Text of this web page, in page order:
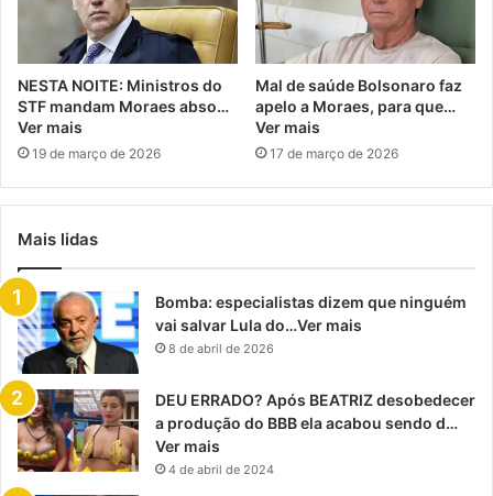
NESTA NOITE: Ministros do
STF mandam Moraes abso…
Ver mais
19 de março de 2026
Mal de saúde Bolsonaro faz
apelo a Moraes, para que…
Ver mais
17 de março de 2026
Mais lidas
Bomba: especialistas dizem que ninguém
vai salvar Lula do…Ver mais
8 de abril de 2026
DEU ERRADO? Após BEATRIZ desobedecer
a produção do BBB ela acabou sendo d…
Ver mais
4 de abril de 2024